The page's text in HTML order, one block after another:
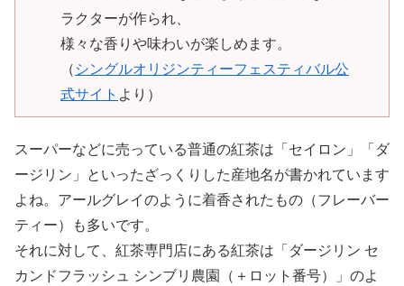
ラクターが作られ、
様々な香りや味わいが楽しめます。
（ シングルオリジンティーフェスティバル公
式サイト より）
スーパーなどに売っている普通の紅茶は「セイロン」「ダ
ージリン」といったざっくりした産地名が書かれています
よね。アールグレイのように着香されたもの（フレーバー
ティー）も多いです。
それに対して、紅茶専門店にある紅茶は「ダージリン セ
カンドフラッシュ シンブリ農園（＋ロット番号）」のよ